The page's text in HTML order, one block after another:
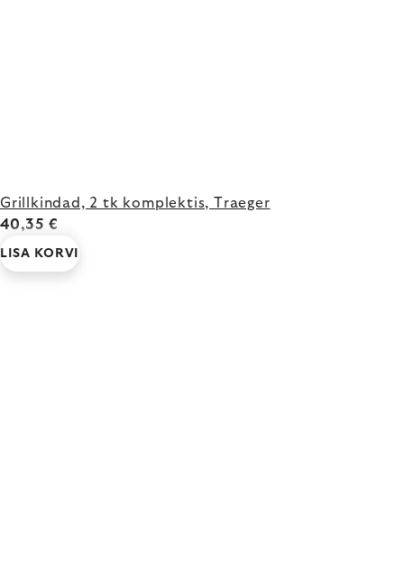
Grillkindad, 2 tk komplektis, Traeger
40,35 €
LISA KORVI